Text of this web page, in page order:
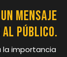
mensaje
público.
la importancia